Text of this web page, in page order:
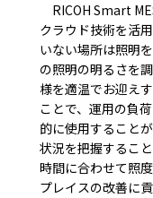
RICOH Smart
クラウド技術を活
いない場所は照明
の照明の明るさを
様を適温でお迎え
ことで、運用の負
的に使用すること
状況を把握するこ
時間に合わせて照
プレイスの改善に貢